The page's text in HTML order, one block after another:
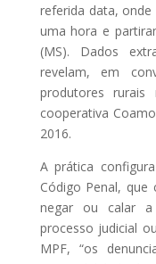
referida data,
uma hora e
(MS). Dados
revelam, em
produtores
cooperativa
2016.
A prática
Código Penal,
negar ou calar a
processo judicial
MPF, “os